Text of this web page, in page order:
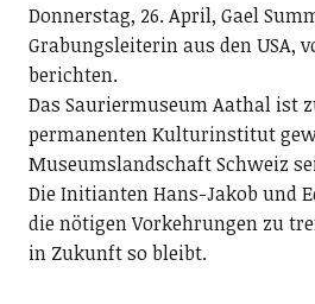
Donnerstag, 26. April, Gael
Grabungsleiterin aus den USA,
berichten.
Das Sauriermuseum Aathal ist
permanenten Kulturinstitut
Museumslandschaft Schweiz
Die Initianten Hans-Jakob und
die nötigen Vorkehrungen zu
in Zukunft so bleibt.